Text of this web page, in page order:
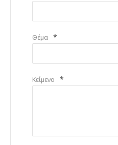
Θέμα *
Κείμενο *